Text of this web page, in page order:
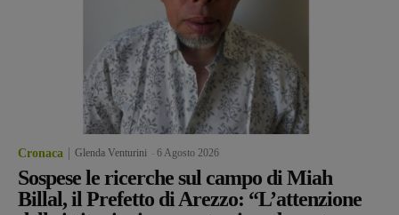
Cronaca Glenda Venturini 6 Agosto 2026
Sospese le ricerche sul campo di Miah
Billal, il Prefetto di Arezzo: “L’attenzione